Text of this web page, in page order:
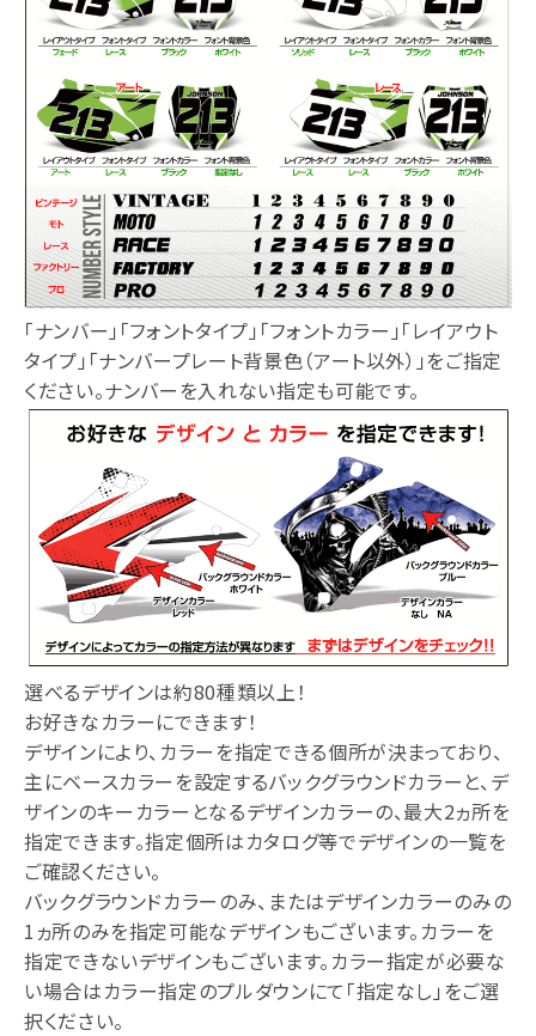
「ナンバー」「フォントタイプ」「フォントカラー」「レイアウト
タイプ」「ナンバープレート背景色（アート以外）」をご指定
ください。ナンバーを入れない指定も可能です。
選べるデザインは約80種類以上！
お好きなカラーにできます！
デザインにより、カラーを指定できる個所が決まっており、
主にベースカラーを設定するバックグラウンドカラーと、デ
ザインのキーカラーとなるデザインカラーの、最大2ヵ所を
指定できます。指定個所はカタログ等でデザインの一覧を
ご確認ください。
バックグラウンドカラーのみ、またはデザインカラーのみの
1ヵ所のみを指定可能なデザインもございます。カラーを
指定できないデザインもございます。カラー指定が必要な
い場合はカラー指定のプルダウンにて「指定なし」をご選
択ください。